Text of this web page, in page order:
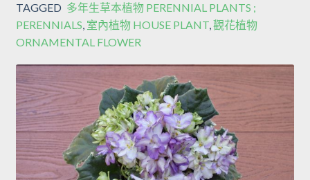
TAGGED 多年生草本植物 PERENNIAL PLANTS ;
PERENNIALS, 室內植物 HOUSE PLANT,觀花植物
ORNAMENTAL FLOWER